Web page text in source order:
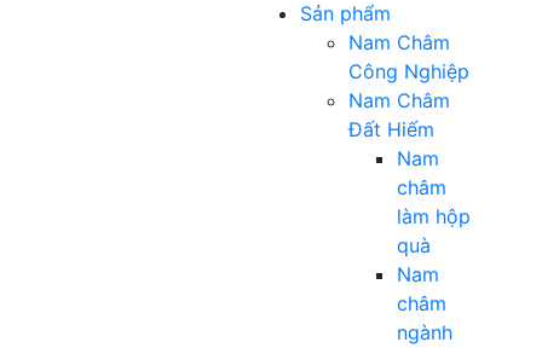
Sản phẩm
Nam Châm
Công Nghiệp
Nam Châm
Đất Hiếm
Nam
châm
làm hộp
quà
Nam
châm
ngành